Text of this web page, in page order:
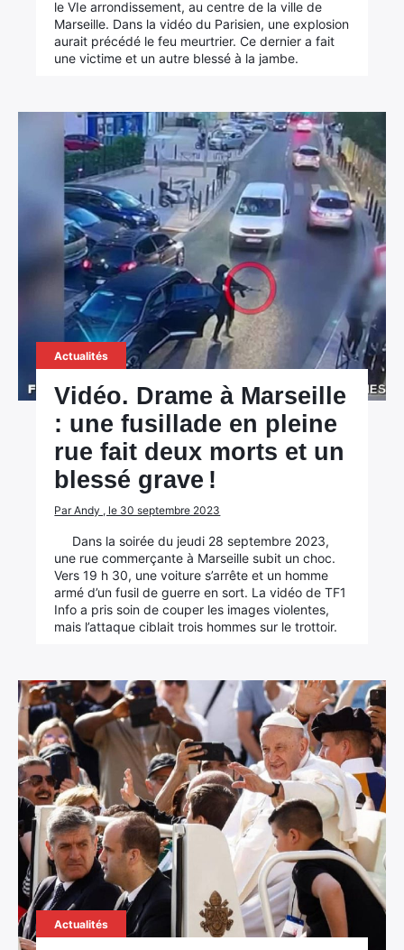
le VIe arrondissement, au centre de la ville de
Marseille. Dans la vidéo du Parisien, une explosion
aurait précédé le feu meurtrier. Ce dernier a fait
une victime et un autre blessé à la jambe.
Actualités
Vidéo. Drame à Marseille
: une fusillade en pleine
rue fait deux morts et un
blessé grave !
Par Andy , le 30 septembre 2023
Dans la soirée du jeudi 28 septembre 2023,
une rue commerçante à Marseille subit un choc.
Vers 19 h 30, une voiture s’arrête et un homme
armé d’un fusil de guerre en sort. La vidéo de TF1
Info a pris soin de couper les images violentes,
mais l’attaque ciblait trois hommes sur le trottoir.
Actualités
×
Rechercher
: